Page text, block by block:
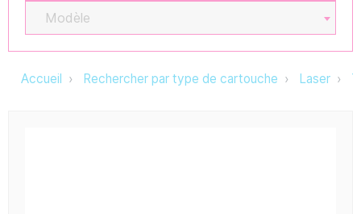
Modèle
Accueil Rechercher par type de cartouche Laser